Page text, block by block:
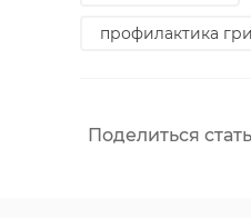
профилактика
Поделиться